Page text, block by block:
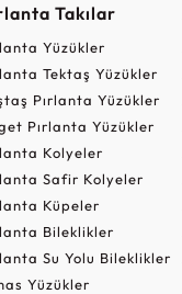
Takılar
Yüzükler
Tektaş Yüzükler
Pırlanta Yüzükler
Pırlanta Yüzükler
Kolyeler
Safir Kolyeler
Küpeler
Bileklikler
Su Yolu Bileklikler
Yüzükler